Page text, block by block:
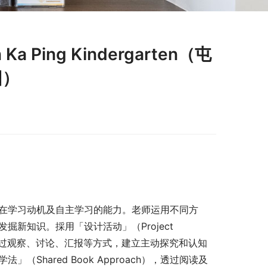
Ka Ping Kindergarten（屯
学习动机及自主学习的能力。老师运用不同方
掘新知识。採用「设计活动」（Project
察、讨论、汇报等方式，建立主动探究和认知
法」（Shared Book Approach），透过阅读及